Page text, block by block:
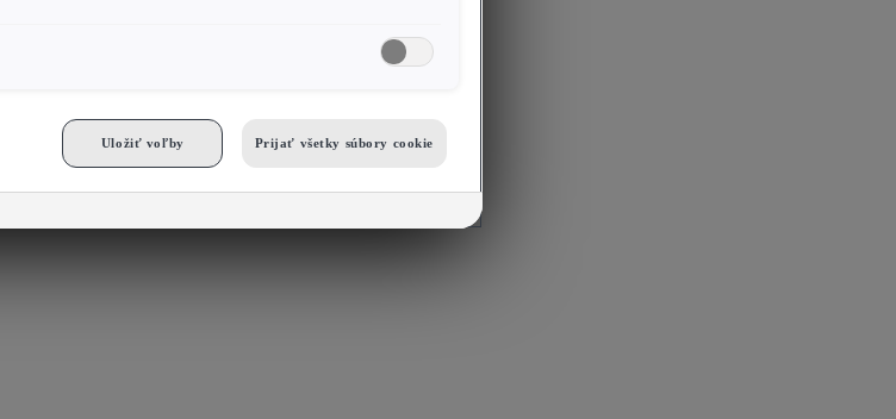
Uložiť voľby Prijať všetky súbory cookie